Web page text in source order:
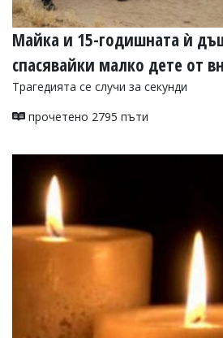
Майка и 15-годишната ѝ
спасявайки малко дете от
Трагедията се случи за секунди
прочетено 2795 пъти